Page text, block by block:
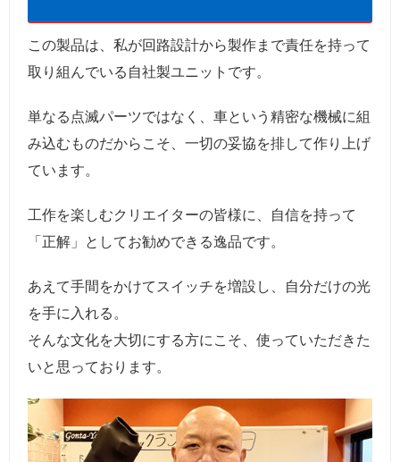
この製品は、私が回路設計から製作まで責任を持って
取り組んでいる自社製ユニットです。
単なる点滅パーツではなく、車という精密な機械に組
み込むものだからこそ、一切の妥協を排して作り上げ
ています。
工作を楽しむクリエイターの皆様に、自信を持って
「正解」としてお勧めできる逸品です。
あえて手間をかけてスイッチを増設し、自分だけの光
を手に入れる。
そんな文化を大切にする方にこそ、使っていただきた
いと思っております。